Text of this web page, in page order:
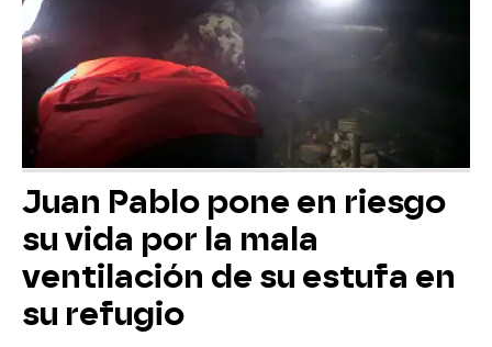
Juan Pablo pone en riesgo
su vida por la mala
ventilación de su estufa en
su refugio